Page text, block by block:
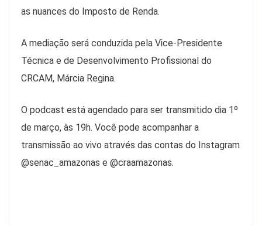
as nuances do Imposto de Renda.
A mediação será conduzida pela Vice-Presidente
Técnica e de Desenvolvimento Profissional do
CRCAM, Márcia Regina.
O podcast está agendado para ser transmitido dia 1º
de março, às 19h. Você pode acompanhar a
transmissão ao vivo através das contas do Instagram
@senac_amazonas e @craamazonas.